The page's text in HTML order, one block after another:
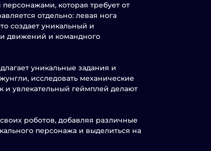
которая требует от
отдельно: левая нога
создает уникальный и
движений и командного
уникальные задания и
исследовать механические
и увлекательный геймплей делают
роботов, добавляя различные
персонажа и выделиться на